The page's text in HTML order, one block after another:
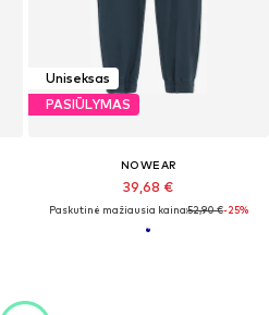
Uniseksas
PASIŪLYMAS
NOWEAR
39,68 €
Paskutinė mažiausia kaina:52,90 €-25%